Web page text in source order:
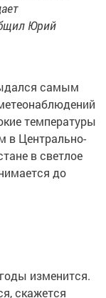
Юрий
самым
температуры
в Центрально-
в светлое
до
изменится.
скажется